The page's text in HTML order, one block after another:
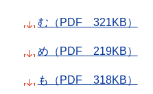
む（PDF 321KB）
め（PDF 219KB）
も（PDF 318KB）